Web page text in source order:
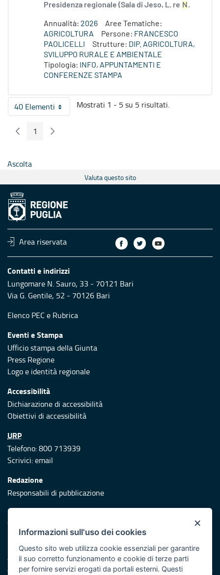
Presidenza regionale (Sala di Jeso, L. re N .
Annualità: 2026
Aree Tematiche:
AGRICOLTURA
Persone: FRANCESCO
PAOLICELLI
Strutture: DIP. AGRICOLTURA,
SVILUPPO RURALE E AMBIENTALE
Tipologia:
INFO, APPUNTAMENTI E
CONFERENZE STAMPA
40 ElementiPer pagina
Mostrati 1 - 5 su 5 risultati.
Pagina Precedente
Pagina
1 Pagina Seguente
Ascolta
Valuta questo sito
Area riservata
Contatti e indirizzi
Lungomare N. Sauro, 33 - 70121 Bari
Via G. Gentile, 52 - 70126 Bari
Elenco PEC e Rubrica
Eventi e Stampa
Ufficio stampa della Giunta
Press Regione
Logo e identità regionale
Accessibilità
Dichiarazione di accessibilità
Obiettivi di accessibilità
URP
Telefono: 800 713939
Scrivici:email
Redazione
Responsabili di pubblicazione
Protezione civile
Vai al sito di Protezione Civile Puglia
Iniziativa finanziata con risorse del POR Puglia 2014/2020 -
Asse XI
×
Informazioni sull'uso dei cookies
Questo sito web utilizza cookie essenziali per garantire
il suo corretto funzionamento e cookie di terze parti
per fornire servizi erogati da portali esterni. Questi